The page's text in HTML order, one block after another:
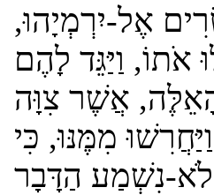
אֶל-יִרְמְיָהוּ,
אֹתוֹ, וַיַּגֵּד לָהֶם
אֲשֶׁר צִוָּה
מִמֶּנּוּ, כִּי